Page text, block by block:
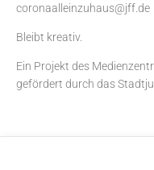
coronaalleinzuhaus@jff.de
Bleibt kreativ.
Ein Projekt des
gefördert durch das